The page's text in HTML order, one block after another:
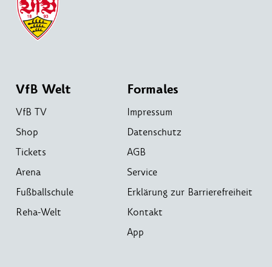
VfB Welt
VfB TV
Shop
Tickets
Arena
Fußballschule
Reha-Welt
Formales
Impressum
Datenschutz
AGB
Service
Erklärung zur Barrierefreiheit
Kontakt
App